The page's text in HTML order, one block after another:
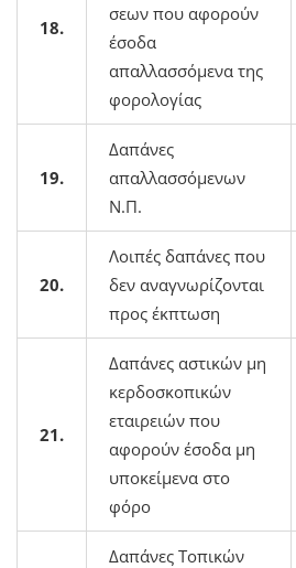
18.
σεων που αφορούν
έσοδα
απαλλασσόμενα της
φορολογίας
19.
Δαπάνες
απαλλασσόμενων
Ν.Π.
20.
Λοιπές δαπάνες που
δεν αναγνωρίζονται
προς έκπτωση
21.
Δαπάνες αστικών μη
κερδοσκοπικών
εταιρειών που
αφορούν έσοδα μη
υποκείμενα στο
φόρο
Δαπάνες Τοπικών